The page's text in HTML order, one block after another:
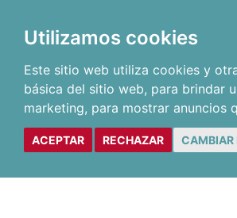
Utilizamos cookies
Este sitio web utiliza cookies y
básica del sitio web, para brindar
marketing, para mostrar anuncios
ACEPTAR RECHAZAR CAMBIAR